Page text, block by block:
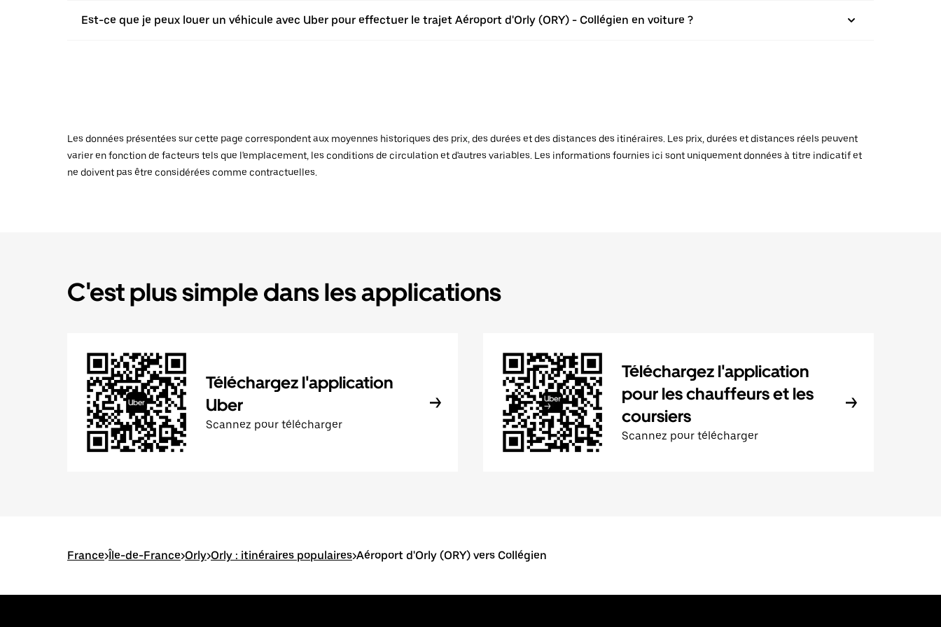
Est-ce que je peux louer un véhicule avec Uber pour effectuer le trajet Aéroport d'Orly (ORY) - Collégien en voiture ?
Les données présentées sur cette page correspondent aux moyennes historiques des prix, des durées et des distances des itinéraires. Les prix, durées et distances réels peuvent
varier en fonction de facteurs tels que l'emplacement, les conditions de circulation et d'autres variables. Les informations fournies ici sont uniquement données à titre indicatif et
ne doivent pas être considérées comme contractuelles.
C'est plus simple dans les applications
Téléchargez l'application
Uber
Scannez pour télécharger
Téléchargez l'application
pour les chauffeurs et les
coursiers
Scannez pour télécharger
France>Île-de-France>Orly>Orly : itinéraires populaires>Aéroport d'Orly (ORY) vers Collégien